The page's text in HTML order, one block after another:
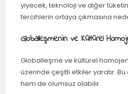
yiyecek, teknoloji ve diğer
tercihlerin ortaya çıkmasına
Globalleşmenin ve Kültürel
Globalleşme ve kültürel
üzerinde çeşitli etkiler yaratır.
hem de olumsuz olabilir.